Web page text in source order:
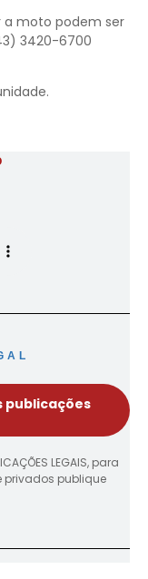
moto podem ser
3420-6700
publicações
LEGAIS, para
privados publique